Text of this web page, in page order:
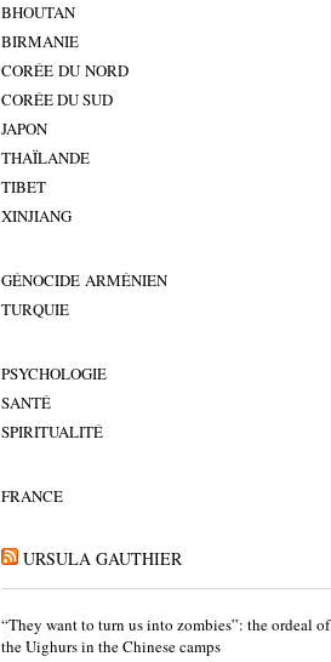
BHOUTAN
BIRMANIE
CORÉE DU NORD
CORÉE DU SUD
JAPON
THAÏLANDE
TIBET
XINJIANG
GÉNOCIDE ARMÉNIEN
TURQUIE
PSYCHOLOGIE
SANTÉ
SPIRITUALITÉ
FRANCE
URSULA GAUTHIER
“They want to turn us into zombies”: the ordeal of
the Uighurs in the Chinese camps